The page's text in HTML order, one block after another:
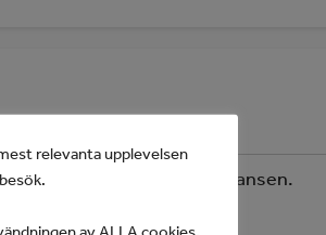
den akuta krisen i assistansen.
relevanta upplevelsen
av ALLA cookies.